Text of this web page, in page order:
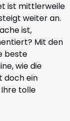
ist mittlerweile
weiter an.
ist,
Mit den
beste
wie die
doch ein
Ihre tolle